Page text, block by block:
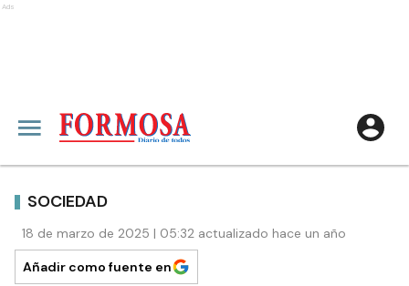
Ads
SOCIEDAD
18 de marzo de 2025 | 05:32 actualizado hace un año
Añadir como fuente en